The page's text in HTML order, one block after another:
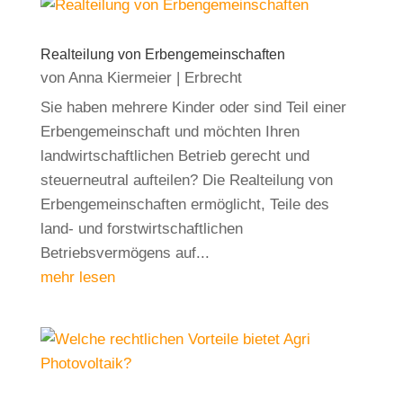
Realteilung von Erbengemeinschaften
von Anna Kiermeier| Erbrecht
Sie haben mehrere Kinder oder sind Teil einer
Erbengemeinschaft und möchten Ihren
landwirtschaftlichen Betrieb gerecht und
steuerneutral aufteilen? Die Realteilung von
Erbengemeinschaften ermöglicht, Teile des
land- und forstwirtschaftlichen
Betriebsvermögens auf...
mehr lesen